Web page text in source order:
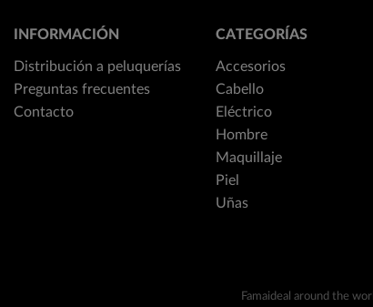
INFORMACIÓN
Distribución a peluquerías
Preguntas frecuentes
Contacto
CATEGORÍAS
Accesorios
Cabello
Eléctrico
Hombre
Maquillaje
Piel
Uñas
Famaideal around the